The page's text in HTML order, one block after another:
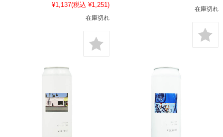
¥1,137(税込 ¥1,251)
在庫切れ
在庫切れ